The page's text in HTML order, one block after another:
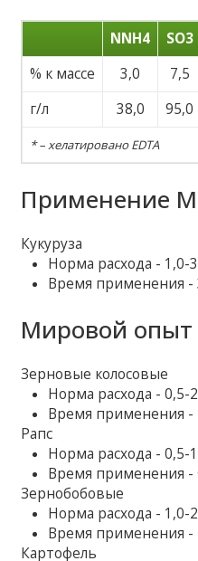
NNH4 SO3
% к массе
3,0 7,5
г/л
38,0 95,0
* – хелатировано EDTA
Применение
Кукуруза
Норма расхода - 1,0-
Время применения -
Мировой
Зерновые колосовые
Норма расхода - 0,5-
Время применения -
Рапс
Норма расхода - 0,5-
Время применения -
Зернобобовые
Норма расхода - 1,0-
Время применения -
Картофель